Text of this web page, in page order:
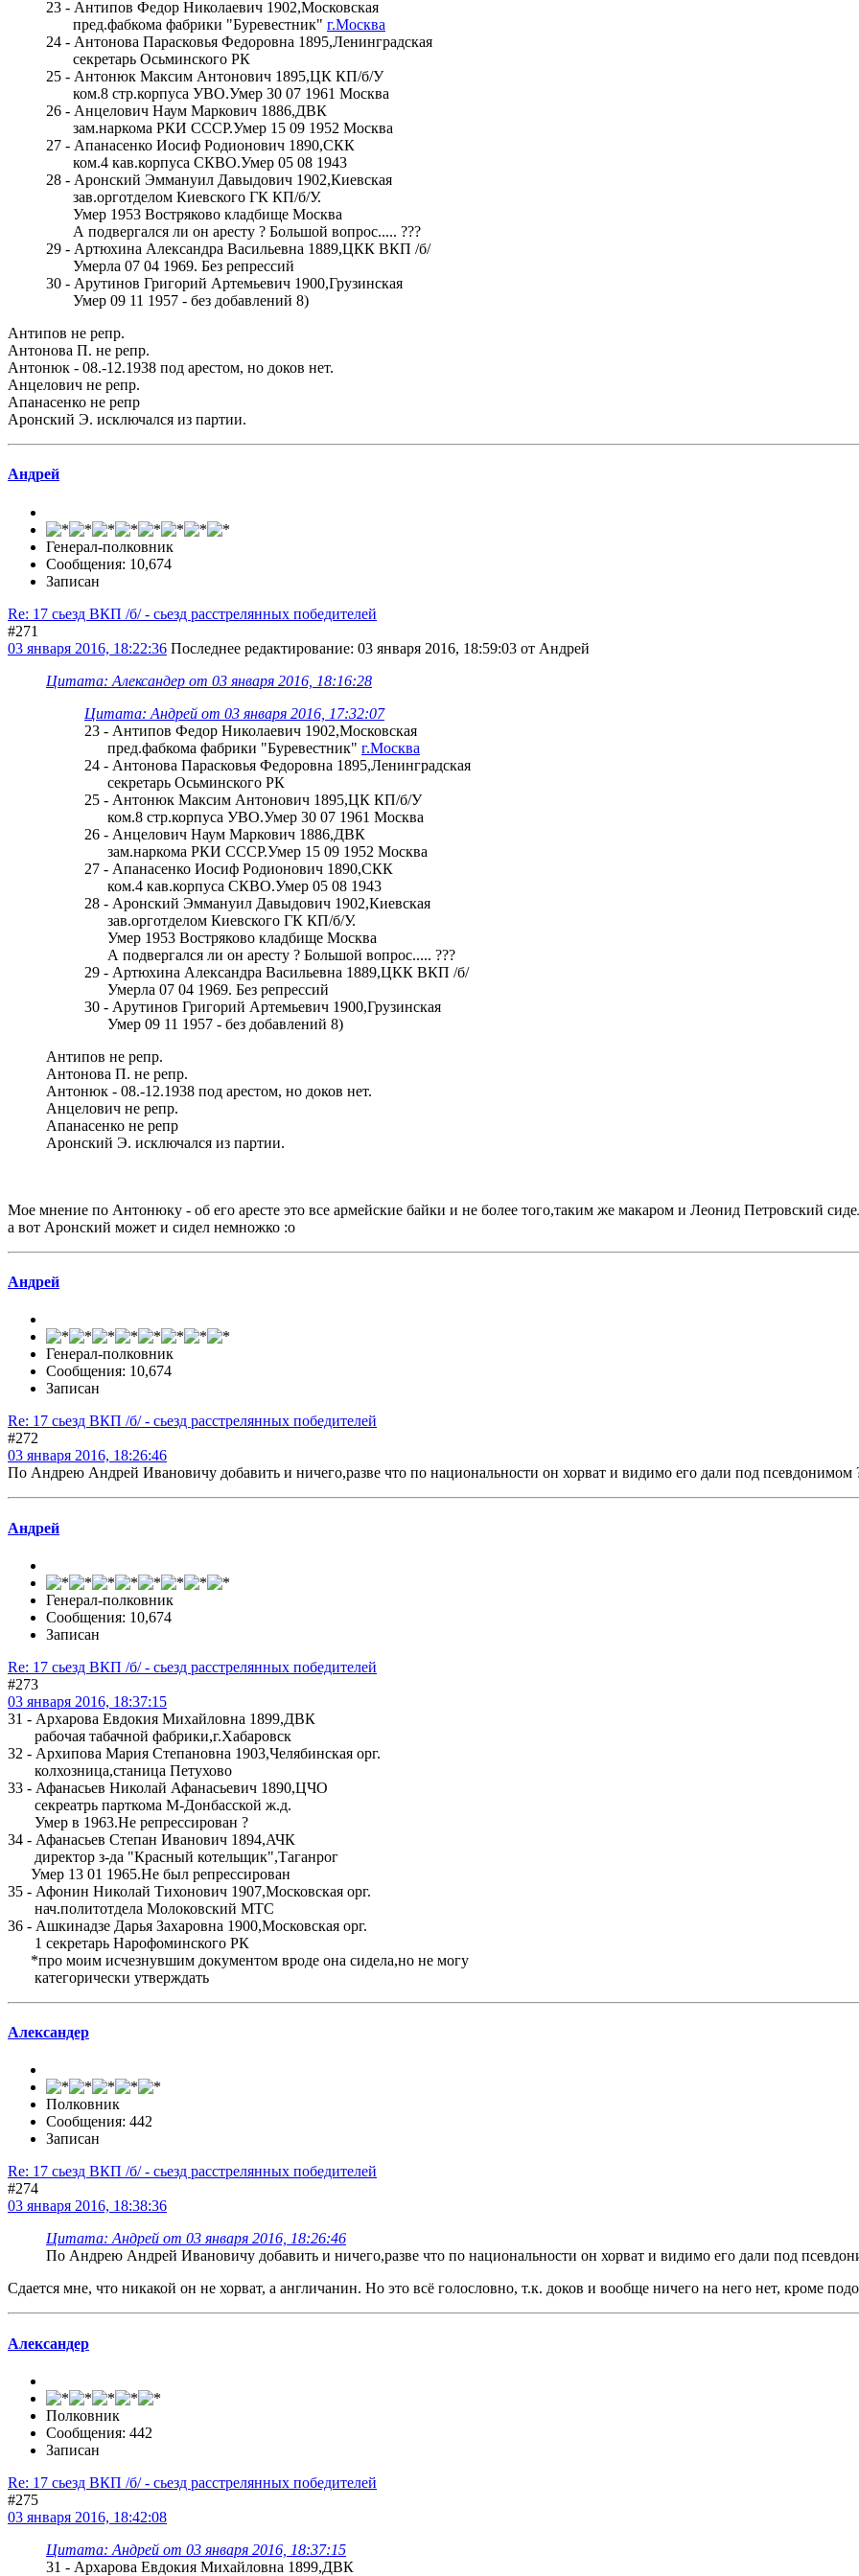
23 - Антипов Федор Николаевич 1902,Московская
пред.фабкома фабрики "Буревестник" г.Москва
24 - Антонова Парасковья Федоровна 1895,Ленинградская
секретарь Осьминского РК
25 - Антонюк Максим Антонович 1895,ЦК КП/б/У
ком.8 стр.корпуса УВО.Умер 30 07 1961 Москва
26 - Анцелович Наум Маркович 1886,ДВК
зам.наркома РКИ СССР.Умер 15 09 1952 Москва
27 - Апанасенко Иосиф Родионович 1890,СКК
ком.4 кав.корпуса СКВО.Умер 05 08 1943
28 - Аронский Эммануил Давыдович 1902,Киевская
зав.орготделом Киевского ГК КП/б/У.
Умер 1953 Востряково кладбище Москва
А подвергался ли он аресту ? Большой вопрос..... ???
29 - Артюхина Александра Васильевна 1889,ЦКК ВКП /б/
Умерла 07 04 1969. Без репрессий
30 - Арутинов Григорий Артемьевич 1900,Грузинская
Умер 09 11 1957 - без добавлений 8)
Антипов не репр.
Антонова П. не репр.
Антонюк - 08.-12.1938 под арестом, но доков нет.
Анцелович не репр.
Апанасенко не репр
Аронский Э. исключался из партии.
Андрей
Генерал-полковник
Сообщения: 10,674
Записан
Re: 17 сьезд ВКП /б/ - сьезд расстрелянных победителей
#271
03 января 2016, 18:22:36 Последнее редактирование: 03 января 2016, 18:59:03 от Андрей
Цитата: Александер от 03 января 2016, 18:16:28
Цитата: Андрей от 03 января 2016, 17:32:07
23 - Антипов Федор Николаевич 1902,Московская
пред.фабкома фабрики "Буревестник" г.Москва
24 - Антонова Парасковья Федоровна 1895,Ленинградская
секретарь Осьминского РК
25 - Антонюк Максим Антонович 1895,ЦК КП/б/У
ком.8 стр.корпуса УВО.Умер 30 07 1961 Москва
26 - Анцелович Наум Маркович 1886,ДВК
зам.наркома РКИ СССР.Умер 15 09 1952 Москва
27 - Апанасенко Иосиф Родионович 1890,СКК
ком.4 кав.корпуса СКВО.Умер 05 08 1943
28 - Аронский Эммануил Давыдович 1902,Киевская
зав.орготделом Киевского ГК КП/б/У.
Умер 1953 Востряково кладбище Москва
А подвергался ли он аресту ? Большой вопрос..... ???
29 - Артюхина Александра Васильевна 1889,ЦКК ВКП /б/
Умерла 07 04 1969. Без репрессий
30 - Арутинов Григорий Артемьевич 1900,Грузинская
Умер 09 11 1957 - без добавлений 8)
Антипов не репр.
Антонова П. не репр.
Антонюк - 08.-12.1938 под арестом, но доков нет.
Анцелович не репр.
Апанасенко не репр
Аронский Э. исключался из партии.
Мое мнение по Антонюку - об его аресте это все армейские байки и не более того,таким же макаром и Леонид Петровский
а вот Аронский может и сидел немножко :o
Андрей
Генерал-полковник
Сообщения: 10,674
Записан
Re: 17 сьезд ВКП /б/ - сьезд расстрелянных победителей
#272
03 января 2016, 18:26:46
По Андрею Андрей Ивановичу добавить и ничего,разве что по национальности он хорват и видимо его дали под псевдонимом
Андрей
Генерал-полковник
Сообщения: 10,674
Записан
Re: 17 сьезд ВКП /б/ - сьезд расстрелянных победителей
#273
03 января 2016, 18:37:15
31 - Архарова Евдокия Михайловна 1899,ДВК
рабочая табачной фабрики,г.Хабаровск
32 - Архипова Мария Степановна 1903,Челябинская орг.
колхозница,станица Петухово
33 - Афанасьев Николай Афанасьевич 1890,ЦЧО
секреатрь парткома М-Донбасской ж.д.
Умер в 1963.Не репрессирован ?
34 - Афанасьев Степан Иванович 1894,АЧК
директор з-да "Красный котельщик",Таганрог
Умер 13 01 1965.Не был репрессирован
35 - Афонин Николай Тихонович 1907,Московская орг.
нач.политотдела Молоковский МТС
36 - Ашкинадзе Дарья Захаровна 1900,Московская орг.
1 секретарь Нарофоминского РК
*про моим исчезнувшим документом вроде она сидела,но не могу
категорически утверждать
Александер
Полковник
Сообщения: 442
Записан
Re: 17 сьезд ВКП /б/ - сьезд расстрелянных победителей
#274
03 января 2016, 18:38:36
Цитата: Андрей от 03 января 2016, 18:26:46
По Андрею Андрей Ивановичу добавить и ничего,разве что по национальности он хорват и видимо его дали под
Сдается мне, что никакой он не хорват, а англичанин. Но это всё голословно, т.к. доков и вообще ничего на него нет, кроме
Александер
Полковник
Сообщения: 442
Записан
Re: 17 сьезд ВКП /б/ - сьезд расстрелянных победителей
#275
03 января 2016, 18:42:08
Цитата: Андрей от 03 января 2016, 18:37:15
31 - Архарова Евдокия Михайловна 1899,ДВК